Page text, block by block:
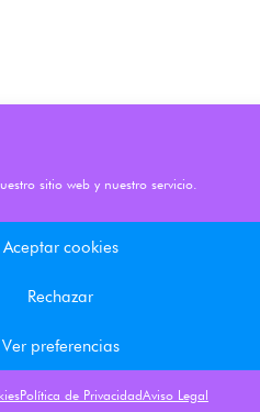
sitio web y nuestro servicio.
Aceptar cookies
Rechazar
Ver preferencias
Política de PrivacidadAviso Legal